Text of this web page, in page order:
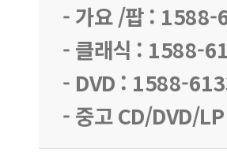
- 가요 /팝 : 1588-
- 클래식 : 1588-
- DVD : 1588-
- 중고 CD/DVD/